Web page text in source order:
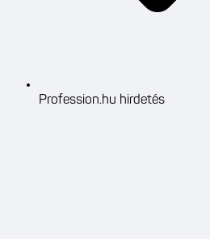
Profession.hu hirdetés